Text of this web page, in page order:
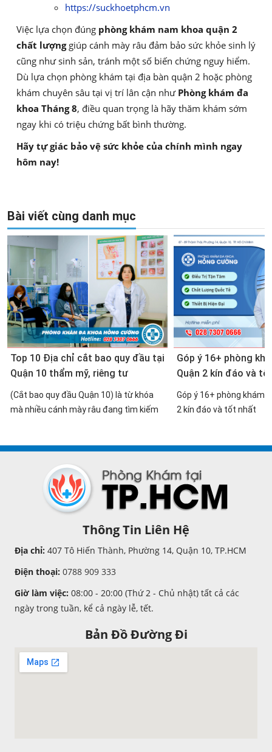
https://suckhoetphcm.vn
Việc lựa chọn đúng phòng khám nam khoa quận 2
chất lượnggiúp cánh mày râu đảm bảo sức khỏe sinh lý
cũng như sinh sản, tránh một số biến chứng nguy hiểm.
Dù lựa chọn phòng khám tại địa bàn quận 2 hoặc phòng
khám chuyên sâu tại vị trí lân cận như Phòng khám đa
khoa Tháng 8, điều quan trọng là hãy thăm khám sớm
ngay khi có triệu chứng bất bình thường.
Hãy tự giác bảo vệ sức khỏe của chính mình ngay
hôm nay!
Bài viết cùng danh mục
Top 10 Địa chỉ cắt bao quy đầu tại
Quận 10 thẩm mỹ, riêng tư
(Cắt bao quy đầu Quận 10) là từ khóa
mà nhiều cánh mày râu đang tìm kiếm
Góp ý 16+ phòng
Quận 2 kín đáo và
Góp ý 16+ phòng khám
2 kín đáo và tốt nhất
Thông Tin Liên Hệ
Địa chỉ: 407 Tô Hiến Thành, Phường 14, Quận 10, TP.HCM
Điện thoại: 0788 909 333
Giờ làm việc: 08:00 - 20:00 (Thứ 2 - Chủ nhật) tất cả các
ngày trong tuần, kể cả ngày lễ, tết.
Bản Đồ Đường Đi